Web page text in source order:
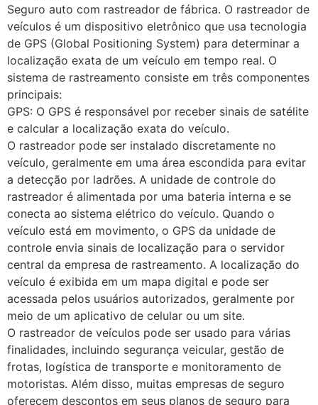
Seguro auto com rastreador de fábrica. O rastreador de
veículos é um dispositivo eletrônico que usa tecnologia
de GPS (Global Positioning System) para determinar a
localização exata de um veículo em tempo real. O
sistema de rastreamento consiste em três componentes
principais:
GPS: O GPS é responsável por receber sinais de satélite
e calcular a localização exata do veículo.
O rastreador pode ser instalado discretamente no
veículo, geralmente em uma área escondida para evitar
a detecção por ladrões. A unidade de controle do
rastreador é alimentada por uma bateria interna e se
conecta ao sistema elétrico do veículo. Quando o
veículo está em movimento, o GPS da unidade de
controle envia sinais de localização para o servidor
central da empresa de rastreamento. A localização do
veículo é exibida em um mapa digital e pode ser
acessada pelos usuários autorizados, geralmente por
meio de um aplicativo de celular ou um site.
O rastreador de veículos pode ser usado para várias
finalidades, incluindo segurança veicular, gestão de
frotas, logística de transporte e monitoramento de
motoristas. Além disso, muitas empresas de seguro
oferecem descontos em seus planos de seguro para